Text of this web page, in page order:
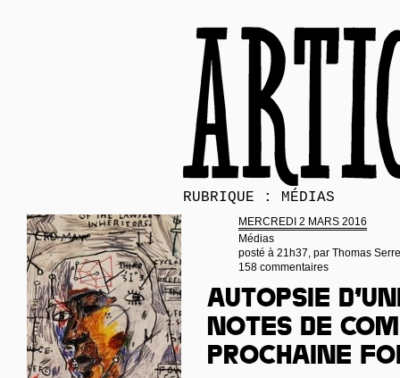
RUBRIQUE : MÉDIAS
MERCREDI 2 MARS 2016
Médias
posté à 21h37, par Thomas
158 commentaires
Autopsie
notes de
prochaine